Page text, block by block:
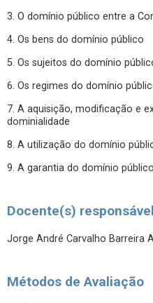
3. O domínio público entre a
4. Os bens do domínio público
5. Os sujeitos do domínio
6. Os regimes do domínio
7. A aquisição, modificação e
dominialidade
8. A utilização do domínio
9. A garantia do domínio
Docente(s)
Jorge André Carvalho Barreira
Métodos de Avaliação